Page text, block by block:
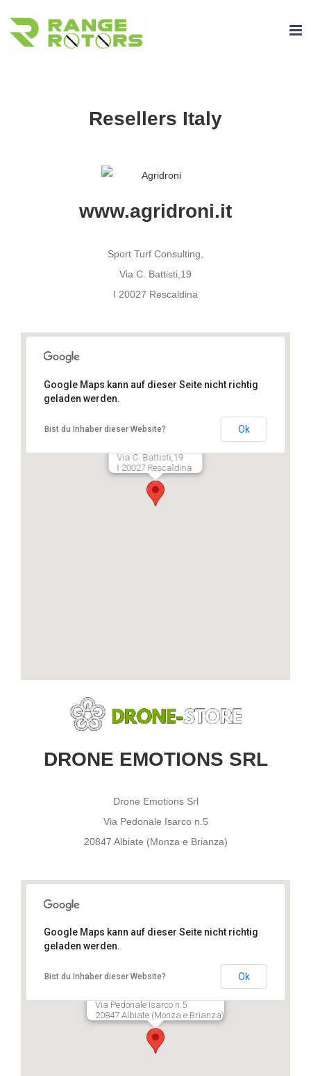
springen
Resellers Italy
www.agridroni.it
Sport Turf Consulting,
Via C. Battisti,19
I 20027 Rescaldina
Via C. Battisti,19
I 20027 Rescaldina
Google Maps kann auf dieser Seite nicht richtig
geladen werden.
Bist du Inhaber dieser Website? Ok
DRONE EMOTIONS SRL
Drone Emotions Srl
Via Pedonale Isarco n.5
20847 Albiate (Monza e Brianza)
Via Pedonale Isarco n.5
20847 Albiate (Monza e Brianza)
Google Maps kann auf dieser Seite nicht richtig
geladen werden.
Bist du Inhaber dieser Website? Ok